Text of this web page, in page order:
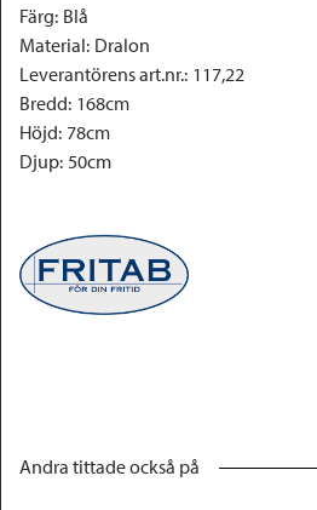
Färg: Blå
Material: Dralon
Leverantörens art.nr.: 117,22
Bredd: 168cm
Höjd: 78cm
Djup: 50cm
Andra tittade också på